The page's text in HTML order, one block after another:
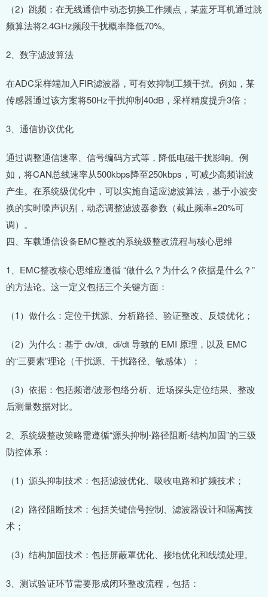
（2）跳频：在无线通信中动态切换工作频点，某蓝牙耳机通过跳
频算法将2.4GHz频段干扰概率降低70%。
2、数字滤波算法
在ADC采样端加入FIR滤波器，可有效抑制工频干扰。例如，某
传感器通过该方案将50Hz干扰抑制40dB，采样精度提升3倍；
3、通信协议优化
通过调整通信速率、信号编码方式等，降低电磁干扰影响。例
如，将CAN总线速率从500kbps降至250kbps，可减少高频谐波
产生。在系统级优化中，可以实施自适应滤波算法，基于小波变
换的实时噪声识别，动态调整滤波器参数（截止频率±20%可
调）。
四、车载通信设备EMC整改的系统级整改流程与核心思维
1、EMC整改核心思维应遵循 “做什么？为什么？依据是什么？”
的方法论。这一定义包括三个关键方面：
（1）做什么：定位干扰源、分析路径、验证整改、反馈优化；
（2）为什么：基于 dv/dt、di/dt 导致的 EMI 原理，以及 EMC
的“三要素”理论（干扰源、干扰路径、敏感体）；
（3）依据：包括频谱/波形包络分析、近场探头定位结果、整改
后测量数据对比。
2、系统级整改策略需遵循“源头抑制-路径阻断-结构加固”的三级
防控体系：
（1）源头抑制技术：包括滤波优化、吸收电路和扩频技术；
（2）路径阻断技术：包括关键信号控制、滤波器设计和隔离技
术；
（3）结构加固技术：包括屏蔽罩优化、接地优化和线缆处理。
3、测试验证环节需要形成闭环整改流程，包括：